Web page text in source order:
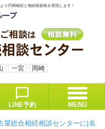
り円満相続と相続税節税を実現します！
一宮 岡崎
LINE予約 MENU
屋総合相続相談センターに|名